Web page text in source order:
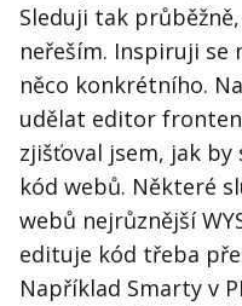
Sleduji tak
neřeším. Inspiruji se
něco konkrétního.
udělat editor
zjišťoval jsem, jak
kód webů. Některé
webů nejrůznější
edituje kód třeba
Například Smarty v